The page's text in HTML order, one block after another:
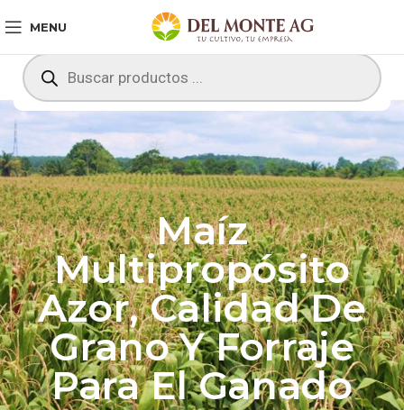
MENU
Maíz
Multipropósito
Azor, Calidad De
Grano Y Forraje
Para El Ganado